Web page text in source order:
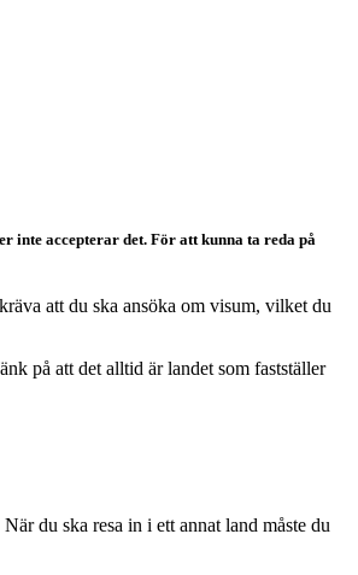
inte accepterar det. För att kunna ta reda på
att du ska ansöka om visum, vilket du
på att det alltid är landet som fastställer
du ska resa in i ett annat land måste du